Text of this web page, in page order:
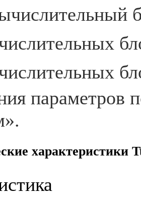
параметров
характеристики